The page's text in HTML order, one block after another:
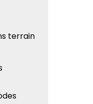
terrain